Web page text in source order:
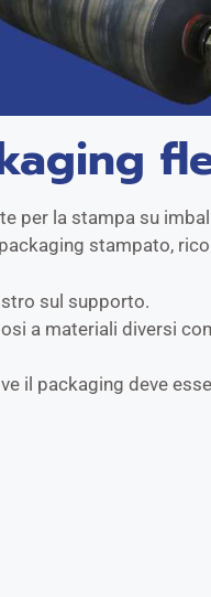
per la stampa su
stampato,
sul supporto.
a materiali diversi
il packaging deve